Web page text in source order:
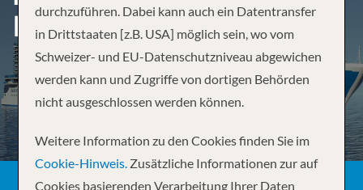
ITALY & TURKEY
durchzuführen. Dabei kann auch ein Datentransfer
in Drittstaaten [z.B. USA] möglich sein, wo vom
Schweizer- und EU-Datenschutzniveau abgewichen
werden kann und Zugriffe von dortigen Behörden
nicht ausgeschlossen werden können.
Weitere Information zu den Cookies finden Sie im
Cookie-Hinweis. Zusätzliche Informationen zur auf
Cookies basierenden Verarbeitung Ihrer Daten